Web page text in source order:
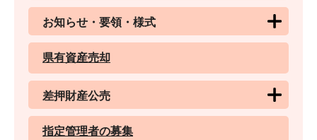
お知らせ・要領・様式
県有資産売却
差押財産公売
指定管理者の募集